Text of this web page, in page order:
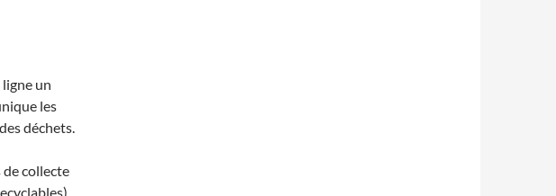
un
les
déchets.
collecte